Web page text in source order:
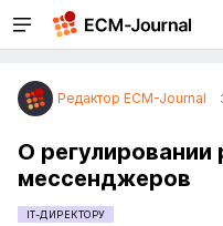
Редактор ECM-Journal
О регулировании
мессенджеров
IT-ДИРЕКТОРУ